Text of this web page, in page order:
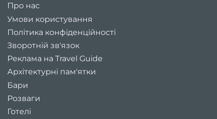
Про нас
Умови користування
Політика конфіденційності
Зворотній зв'язок
Реклама на Travel Guide
Архітектурні пам'ятки
Бари
Розваги
Готелі